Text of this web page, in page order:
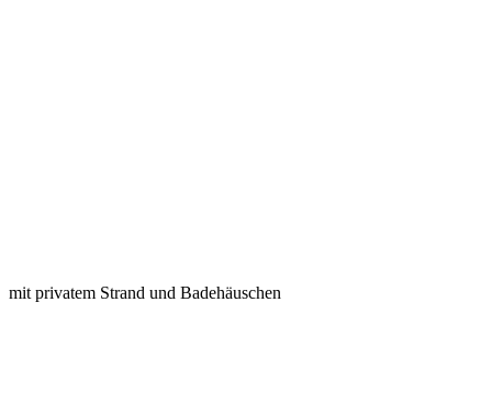
mit privatem Strand und Badehäuschen